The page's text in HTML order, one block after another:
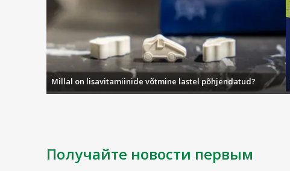
Millal on lisavitamiinide võtmine lastel põhjendatud?
Получайте новости первым